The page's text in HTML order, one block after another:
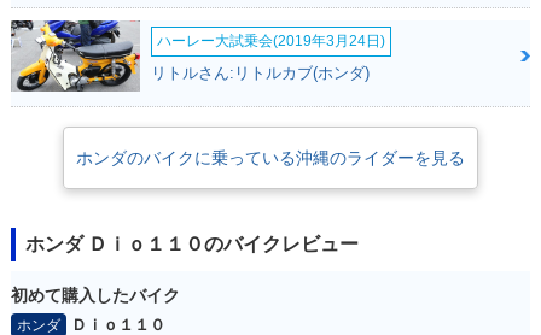
2011年 Dio 110・
新登場
Breeze 110
ハーレー大試乗会(2019年3月24日)
リトルさん:リトルカブ(ホンダ)
ホンダのバイクに乗っている沖縄のライダーを見る
ホンダ Ｄｉｏ１１０のバイクレビュー
初めて購入したバイク
ホンダ
Ｄｉｏ１１０